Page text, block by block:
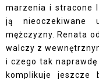
marzenia i stracone
ją nieoczekiwane
mężczyzny. Renata
walczy z
i czego tak
komplikuje jeszcze